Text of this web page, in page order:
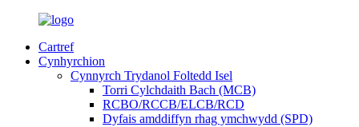
Cartref
Cynhyrchion
Cynnyrch Trydanol Foltedd Isel
Torri Cylchdaith Bach (MCB)
RCBO/RCCB/ELCB/RCD
Dyfais amddiffyn rhag ymchwydd (SPD)